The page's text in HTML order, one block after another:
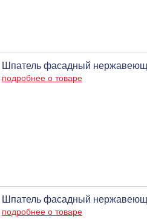
Шпатель фасадный
подробнее о товаре
Шпатель фасадный
подробнее о товаре